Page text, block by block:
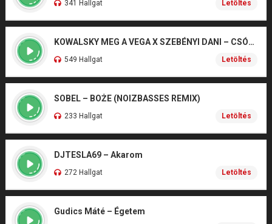
341 Hallgat Letöltés
KOWALSKY MEG A VEGA X SZEBÉNYI DANI – CSÓNAK
549 Hallgat Letöltés
SOBEL – BOŻE (NOIZBASSES REMIX)
233 Hallgat Letöltés
DJTESLA69 – Akarom
272 Hallgat Letöltés
Gudics Máté – Égetem